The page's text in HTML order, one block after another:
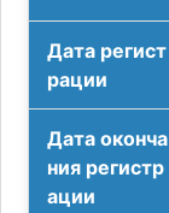
Дата регист
рации
Дата оконча
ния регистр
ации